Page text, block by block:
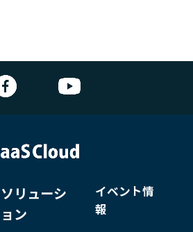
ソリューシ
ョン
イベント情
報